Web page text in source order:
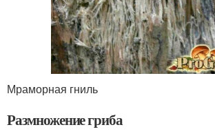
Мраморная гниль
Размножение гриба